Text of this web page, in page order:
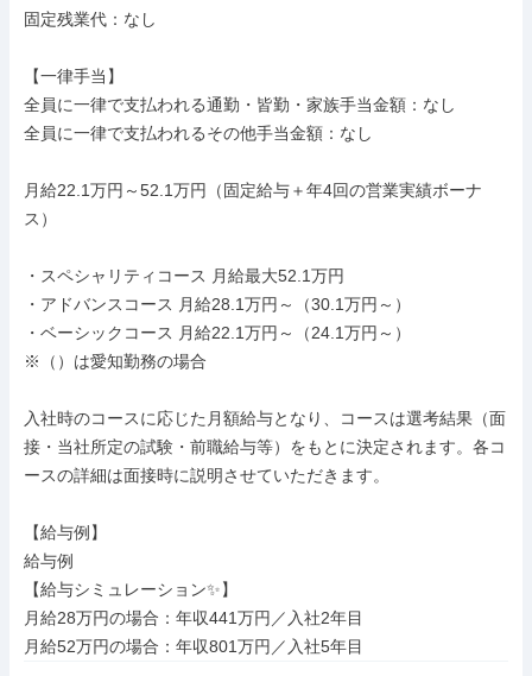
固定残業代：なし
【一律手当】
全員に一律で支払われる通勤・皆勤・家族手当金額：なし
全員に一律で支払われるその他手当金額：なし
月給22.1万円～52.1万円（固定給与＋年4回の営業実績ボーナ
ス）
・スペシャリティコース 月給最大52.1万円
・アドバンスコース 月給28.1万円～（30.1万円～）
・ベーシックコース 月給22.1万円～（24.1万円～）
※（）は愛知勤務の場合
入社時のコースに応じた月額給与となり、コースは選考結果（面
接・当社所定の試験・前職給与等）をもとに決定されます。各コ
ースの詳細は面接時に説明させていただきます。
【給与例】
給与例
【給与シミュレーション✨】
月給28万円の場合：年収441万円／入社2年目
月給52万円の場合：年収801万円／入社5年目